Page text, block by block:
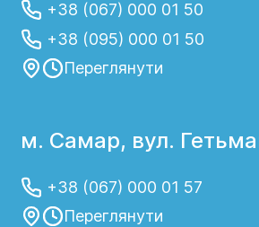
+38 (067) 000 01 50
+38 (095) 000 01 50
Переглянути
м. Самар, вул.
+38 (067) 000 01 57
Переглянути